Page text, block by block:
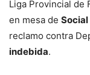
Liga Provincial de
en mesa de Social
reclamo contra
indebida.